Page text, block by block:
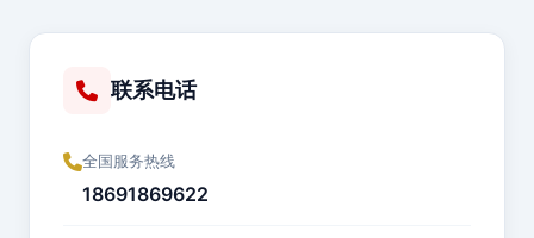
联系电话
全国服务热线
18691869622